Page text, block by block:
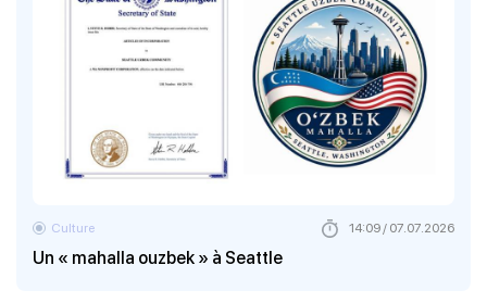
Un « mahalla ouzbek » à Seattle
Culture 14:09 / 07.07.2026